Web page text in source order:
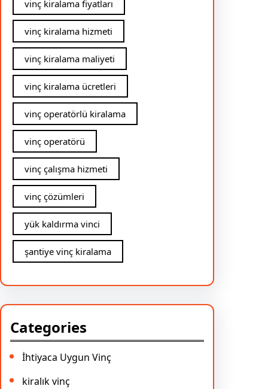
vinç kiralama fiyatları
vinç kiralama hizmeti
vinç kiralama maliyeti
vinç kiralama ücretleri
vinç operatörlü kiralama
vinç operatörü
vinç çalışma hizmeti
vinç çözümleri
yük kaldırma vinci
şantiye vinç kiralama
Categories
İhtiyaca Uygun Vinç
kiralık vinç